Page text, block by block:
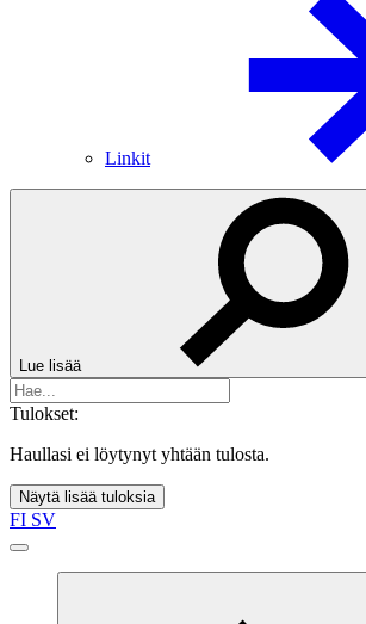
Linkit
Lue lisää
Tulokset:
Haullasi ei löytynyt yhtään tulosta.
Näytä lisää tuloksia
FI SV